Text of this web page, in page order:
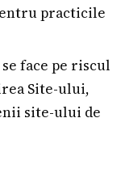
practicile
face pe riscul
Site-ului,
site-ului de